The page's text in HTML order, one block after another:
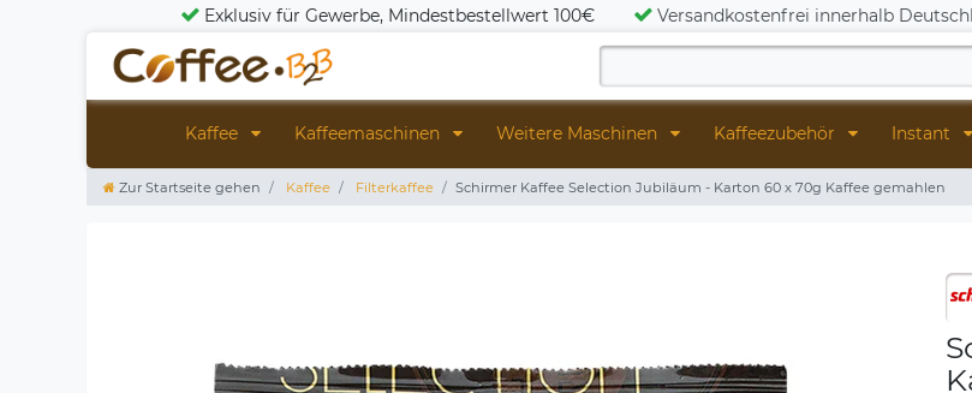
Exklusiv für Gewerbe, Mindestbestellwert 100€ Versandkostenfrei innerhalb
Kaffee Kaffeemaschinen Weitere Maschinen Kaffeezubehör Instant
Zur Startseite gehen Kaffee Filterkaffee Schirmer Kaffee Selection Jubiläum - Karton 60 x 70g Kaffee gemahlen